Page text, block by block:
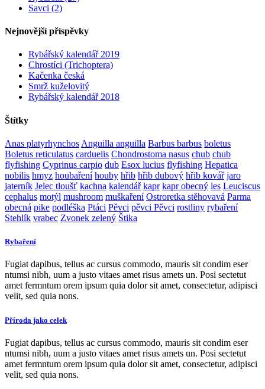
Savci (2)
Nejnovější příspěvky
Rybářský kalendář 2019
Chrostíci (Trichoptera)
Kačenka česká
Smrž kuželovitý
Rybářský kalendář 2018
Štítky
Anas platyrhynchos Anguilla anguilla Barbus barbus boletus
Boletus reticulatus carduelis Chondrostoma nasus chub chub
flyfishing Cyprinus carpio dub Esox lucius flyfishing Hepatica
nobilis hmyz houbaření houby hřib hřib dubový hřib kovář jaro
jaterník Jelec tloušť kachna kalendář kapr kapr obecný les Leuciscus
cephalus motýl mushroom muškaření Ostroretka stěhovavá Parma
obecná pike podléška Ptáci Pěvci pěvci Pěvci rostliny rybaření
Stehlík vrabec Zvonek zelený Štika
Rybaření
Fugiat dapibus, tellus ac cursus commodo, mauris sit condim eser
ntumsi nibh, uum a justo vitaes amet risus amets un. Posi sectetut
amet fermntum orem ipsum quia dolor sit amet, consectetur, adipisci
velit, sed quia nons.
Příroda jako celek
Fugiat dapibus, tellus ac cursus commodo, mauris sit condim eser
ntumsi nibh, uum a justo vitaes amet risus amets un. Posi sectetut
amet fermntum orem ipsum quia dolor sit amet, consectetur, adipisci
velit, sed quia nons.